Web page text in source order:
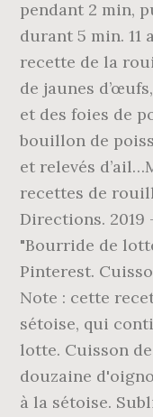
pendant 2 min,
durant 5 min. 11
recette de la
de jaunes
et des foies de
bouillon de
et relevés
recettes de
Directions. 2019
"Bourride de
Pinterest.
Note : cette
sétoise, qui
lotte. Cuisson
douzaine
à la sétoise.